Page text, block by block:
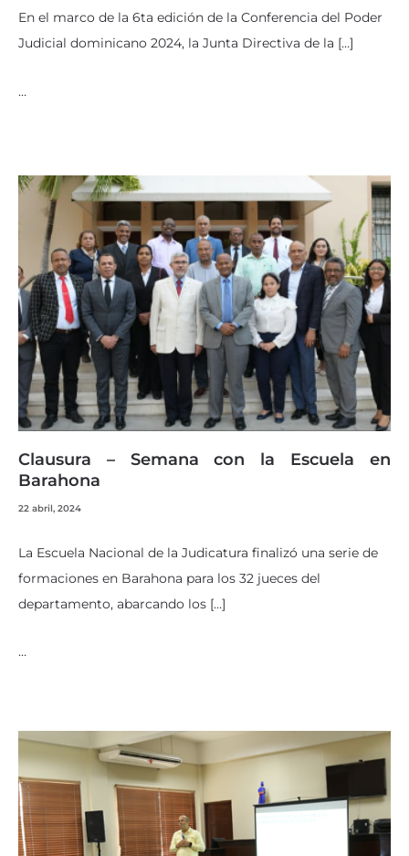
En el marco de la 6ta edición de la Conferencia del Poder
Judicial dominicano 2024, la Junta Directiva de la […]
…
Clausura – Semana con la Escuela en
Barahona
22 abril, 2024
La Escuela Nacional de la Judicatura finalizó una serie de
formaciones en Barahona para los 32 jueces del
departamento, abarcando los […]
…